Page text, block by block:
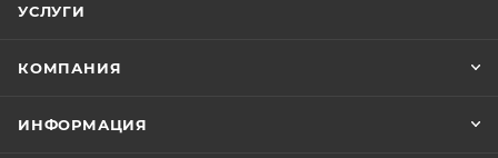
УСЛУГИ
КОМПАНИЯ
ИНФОРМАЦИЯ